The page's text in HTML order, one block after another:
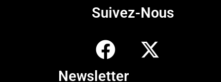
Suivez-Nous
Newsletter